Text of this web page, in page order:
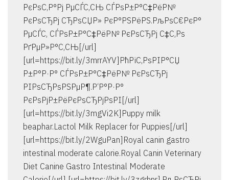
РєРѕС‚Р°Рј РµСЃС‚СЊ СЃРѕР±Р°С‡РёР№
РєРѕСЂРј СЂРѕСЏР» РєР°РЅРёРЅ.РљРѕС€РєР°
РµСЃС‚ СЃРѕР±Р°С‡РёР№ РєРѕСЂРј С‡С‚Рѕ
РґРµР»Р°С‚СЊ[/url]
[url=https://bit.ly/3mrrAYV]РћРїС‚РѕРІР°СЏ
Р±Р°Р·Р° СЃРѕР±Р°С‡РёР№ РєРѕСЂРј
РІРѕСЂРѕРЅРµР¶.Р‘Р°Р·Р°
РєРѕРјР±РёРєРѕСЂРјРѕРІ[/url]
[url=https://bit.ly/3mgVi2K]Puppy milk
beaphar.Lactol Milk Replacer for Puppies[/url]
[url=https://bit.ly/2WguPan]Royal canin gastro
intestinal moderate calorie.Royal Canin Veterinary
Diet Canine Gastro Intestinal Moderate